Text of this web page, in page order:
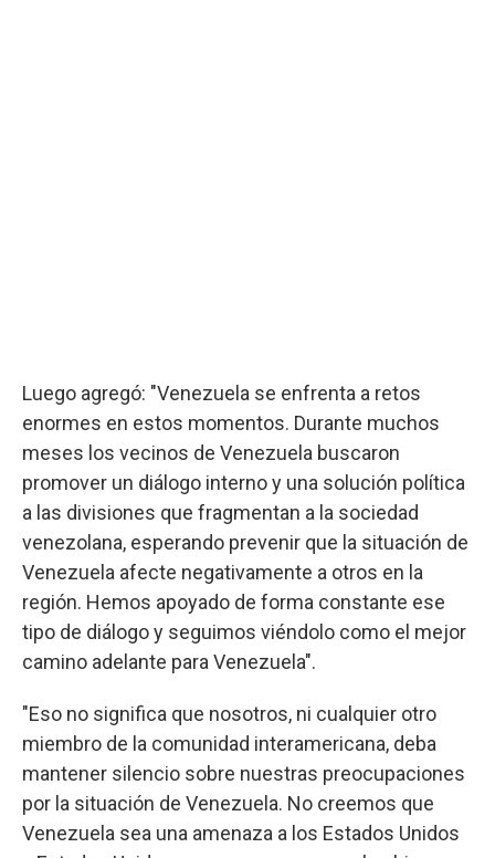
Luego agregó: "Venezuela se enfrenta a retos
enormes en estos momentos. Durante muchos
meses los vecinos de Venezuela buscaron
promover un diálogo interno y una solución política
a las divisiones que fragmentan a la sociedad
venezolana, esperando prevenir que la situación de
Venezuela afecte negativamente a otros en la
región. Hemos apoyado de forma constante ese
tipo de diálogo y seguimos viéndolo como el mejor
camino adelante para Venezuela".
"Eso no significa que nosotros, ni cualquier otro
miembro de la comunidad interamericana, deba
mantener silencio sobre nuestras preocupaciones
por la situación de Venezuela. No creemos que
Venezuela sea una amenaza a los Estados Unidos